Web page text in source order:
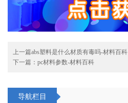
上一篇abs塑料是什么材质有毒吗-材料百科
下一篇： pc材料参数-材料百科
导航栏目